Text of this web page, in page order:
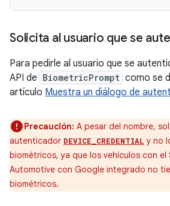
Solicita al usuario que se
Para pedirle al usuario que se
API de BiometricPrompt como se
artículo Muestra un diálogo de
Precaución: A pesar del nombre,
autenticador DEVICE_CREDENTIAL y no
biométricos, ya que los vehículos con el
Automotive con Google integrado no
biométricos.